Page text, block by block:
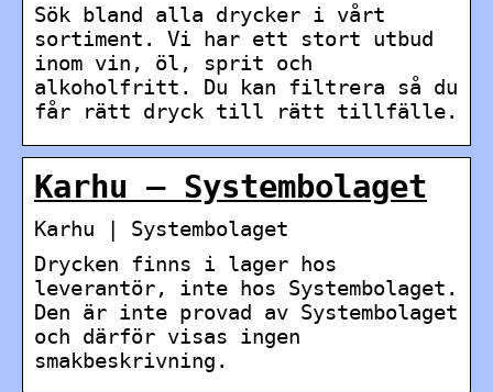
Sök bland alla drycker i vårt
sortiment. Vi har ett stort utbud
inom vin, öl, sprit och
alkoholfritt. Du kan filtrera så du
får rätt dryck till rätt tillfälle.
Karhu – Systembolaget
Karhu | Systembolaget
Drycken finns i lager hos
leverantör, inte hos Systembolaget.
Den är inte provad av Systembolaget
och därför visas ingen
smakbeskrivning.